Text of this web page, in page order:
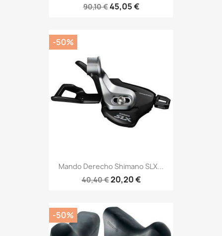
90,10 €45,05 €
Mando Derecho Shimano SLX...
40,40 €20,20 €
-50%
-50%